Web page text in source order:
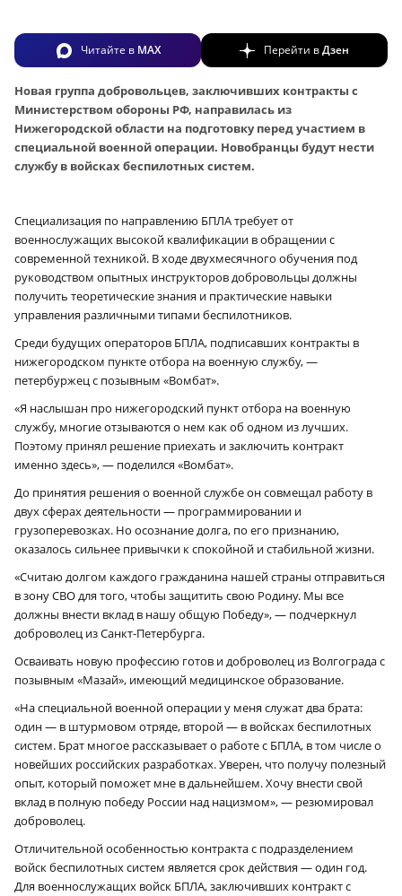
Читайте в MAX Перейти вДзен
Новая группа добровольцев, заключивших контракты с
Министерством обороны РФ, направилась из
Нижегородской области на подготовку перед участием в
специальной военной операции. Новобранцы будут нести
службу в войсках беспилотных систем.
Специализация по направлению БПЛА требует от
военнослужащих высокой квалификации в обращении с
современной техникой. В ходе двухмесячного обучения под
руководством опытных инструкторов добровольцы должны
получить теоретические знания и практические навыки
управления различными типами беспилотников.
Среди будущих операторов БПЛА, подписавших контракты в
нижегородском пункте отбора на военную службу, —
петербуржец с позывным «Вомбат».
«Я наслышан про нижегородский пункт отбора на военную
службу, многие отзываются о нем как об одном из лучших.
Поэтому принял решение приехать и заключить контракт
именно здесь», — поделился «Вомбат».
До принятия решения о военной службе он совмещал работу в
двух сферах деятельности — программировании и
грузоперевозках. Но осознание долга, по его признанию,
оказалось сильнее привычки к спокойной и стабильной жизни.
«Считаю долгом каждого гражданина нашей страны отправиться
в зону СВО для того, чтобы защитить свою Родину. Мы все
должны внести вклад в нашу общую Победу», — подчеркнул
доброволец из Санкт-Петербурга.
Осваивать новую профессию готов и доброволец из Волгограда с
позывным «Мазай», имеющий медицинское образование.
«На специальной военной операции у меня служат два брата:
один — в штурмовом отряде, второй — в войсках беспилотных
систем. Брат многое рассказывает о работе с БПЛА, в том числе о
новейших российских разработках. Уверен, что получу полезный
опыт, который поможет мне в дальнейшем. Хочу внести свой
вклад в полную победу России над нацизмом», — резюмировал
доброволец.
Отличительной особенностью контракта с подразделением
войск беспилотных систем является срок действия — один год.
Для военнослужащих войск БПЛА, заключивших контракт с